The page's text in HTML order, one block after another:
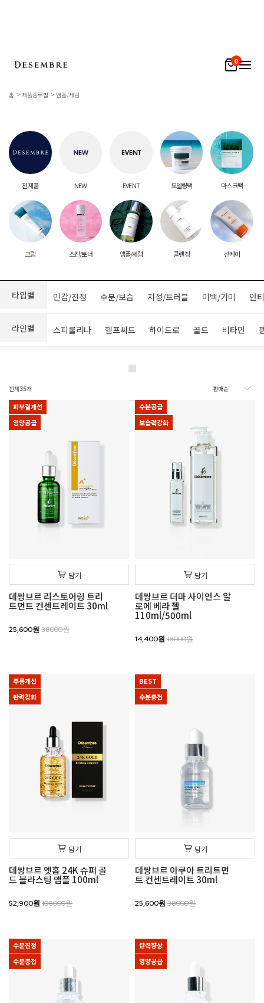
0
홈 제품종류별 앰플/세럼
전 제품 NEW EVENT 모델링팩 마스크팩
크림 스킨/토너 앰플/세럼 클렌징 선케어
타입별 민감/진정 수분/보습 지성/트러블 미백/기미 안
라인별 스피룰리나 헴프씨드 하이드로 골드 비타민
전체35개
피부결개선
영양공급
담기
데쌍브르 리스토어링 트리
트먼트 컨센트레이트 30ml
25,600원 38000원
수분공급
보습력강화
담기
데쌍브르 더마 사이언스 알
로에 베라 젤
110ml/500ml
14,400원 18000원
주름개선
탄력강화
담기
데쌍브르 엣홈 24K 슈퍼 골
드 블라스팅 앰플 100ml
52,900원 108000원
BEST
수분충전
담기
데쌍브르 아쿠아 트리트먼
트 컨센트레이트 30ml
25,600원 38000원
수분진정
수분충전
탄력향상
영양공급